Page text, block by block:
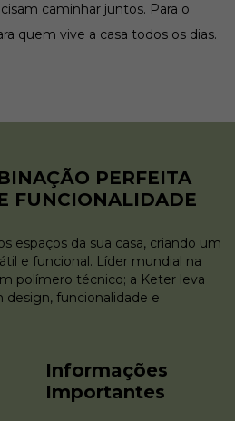
caminhar juntos. Para o
quem vive a casa todos os dias.
PERFEITA
FUNCIONALIDADE
espaços da sua casa, criando um
e funcional. Líder mundial na
polímero técnico; a Keter leva
design, funcionalidade e
Informações
Importantes